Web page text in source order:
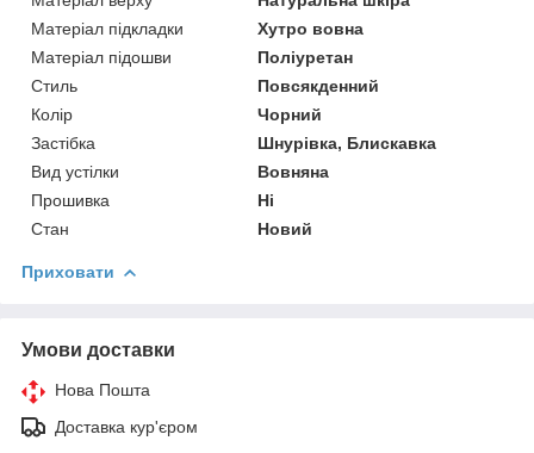
Матеріал підкладки
Хутро вовна
Матеріал підошви
Поліуретан
Стиль
Повсякденний
Колір
Чорний
Застібка
Шнурівка, Блискавка
Вид устілки
Вовняна
Прошивка
Ні
Стан
Новий
Приховати
Умови доставки
Нова Пошта
Доставка кур'єром